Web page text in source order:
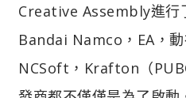
Creative Assembly進行
Bandai Namco，EA，動
NCSoft，Krafton（